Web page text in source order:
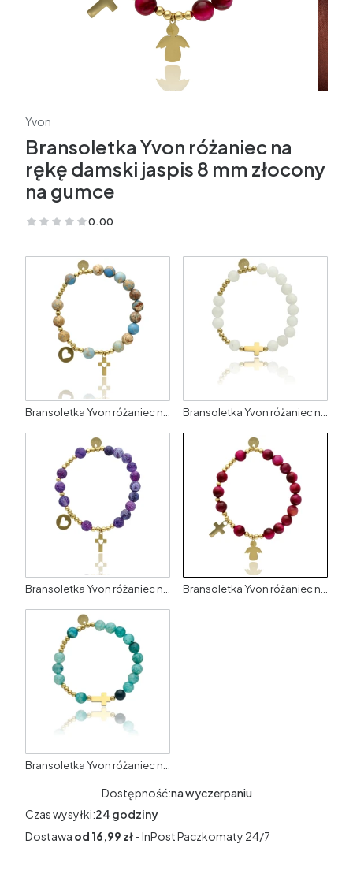
Yvon
Bransoletka Yvon różaniec na
rękę damski jaspis 8 mm złocony
na gumce
0.00
(Oceny: 0 Recenzje: 0)
Dostępność:na wyczerpaniu
Czas wysyłki:24 godziny
Dostawa od 16,99 zł- InPost Paczkomaty 24/7